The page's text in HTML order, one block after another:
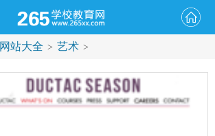
网站大全 > 艺术 >